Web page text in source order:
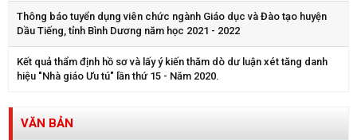
Thông báo tuyển dụng viên chức ngành Giáo dục và Đào tạo huyện
Dầu Tiếng, tỉnh Bình Dương năm học 2021 - 2022
Kết quả thẩm định hồ sơ và lấy ý kiến thăm dò dư luận xét tăng danh
hiệu "Nhà giáo Ưu tú" lần thứ 15 - Năm 2020.
VĂN BẢN